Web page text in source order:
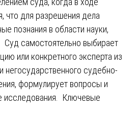
что для разрешения дела
познания в области науки,
Суд самостоятельно выбирает
или конкретного эксперта из
негосударственного судебно-
формулирует вопросы и
исследования. Ключевые